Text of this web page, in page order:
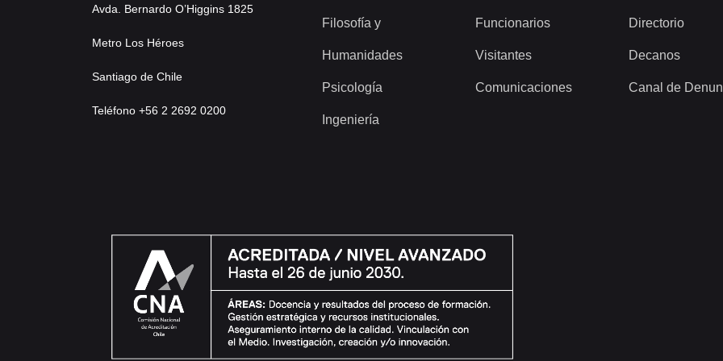
Avda. Bernardo O’Higgins 1825
Metro Los Héroes
Santiago de Chile
Teléfono +56 2 2692 0200
Filosofía y
Humanidades
Psicología
Ingeniería
Funcionarios
Visitantes
Comunicaciones
Directorio
Decanos
Canal de